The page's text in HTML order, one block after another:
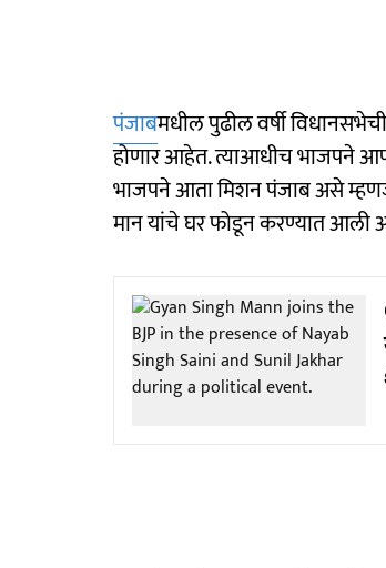
पंजाबमधील पुढील वर्षी
होणार आहेत. त्याआधीच भाजपने
भाजपने आता मिशन पंजाब असे
मान यांचे घर फोडून करण्यात आली